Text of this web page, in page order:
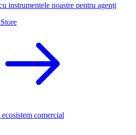
instrumentele noastre pentru agenți
comercial